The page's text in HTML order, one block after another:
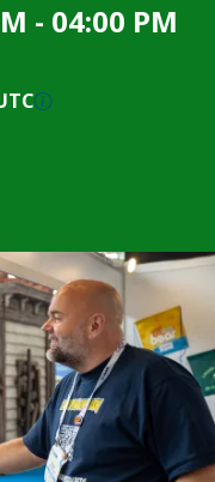
- 04:00 PM